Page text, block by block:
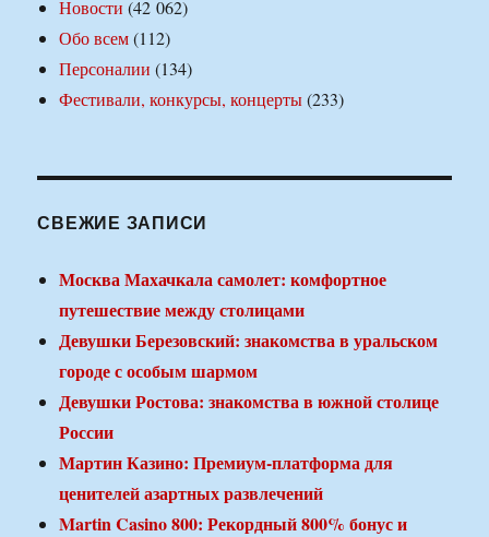
Новости (42 062)
Обо всем(112)
Персоналии (134)
Фестивали, конкурсы, концерты(233)
СВЕЖИЕ ЗАПИСИ
Москва Махачкала самолет: комфортное
путешествие между столицами
Девушки Березовский: знакомства в уральском
городе с особым шармом
Девушки Ростова: знакомства в южной столице
России
Мартин Казино: Премиум-платформа для
ценителей азартных развлечений
Martin Casino 800: Рекордный 800% бонус и